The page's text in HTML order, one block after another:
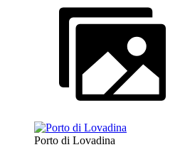
Porto di Lovadina